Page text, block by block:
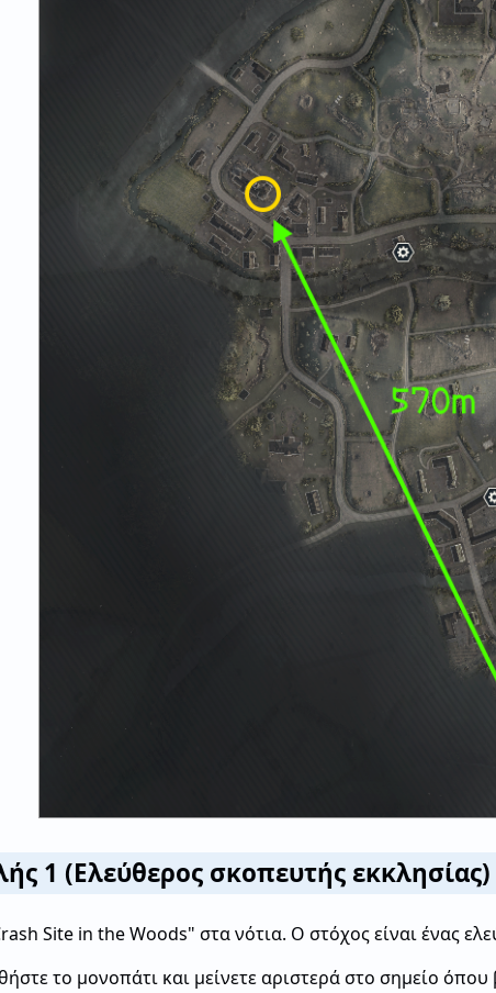
1 (Ελεύθερος σκοπευτής εκκλησίας)
Site in the Woods" στα νότια. Ο στόχος είναι ένας
το μονοπάτι και μείνετε αριστερά στο σημείο